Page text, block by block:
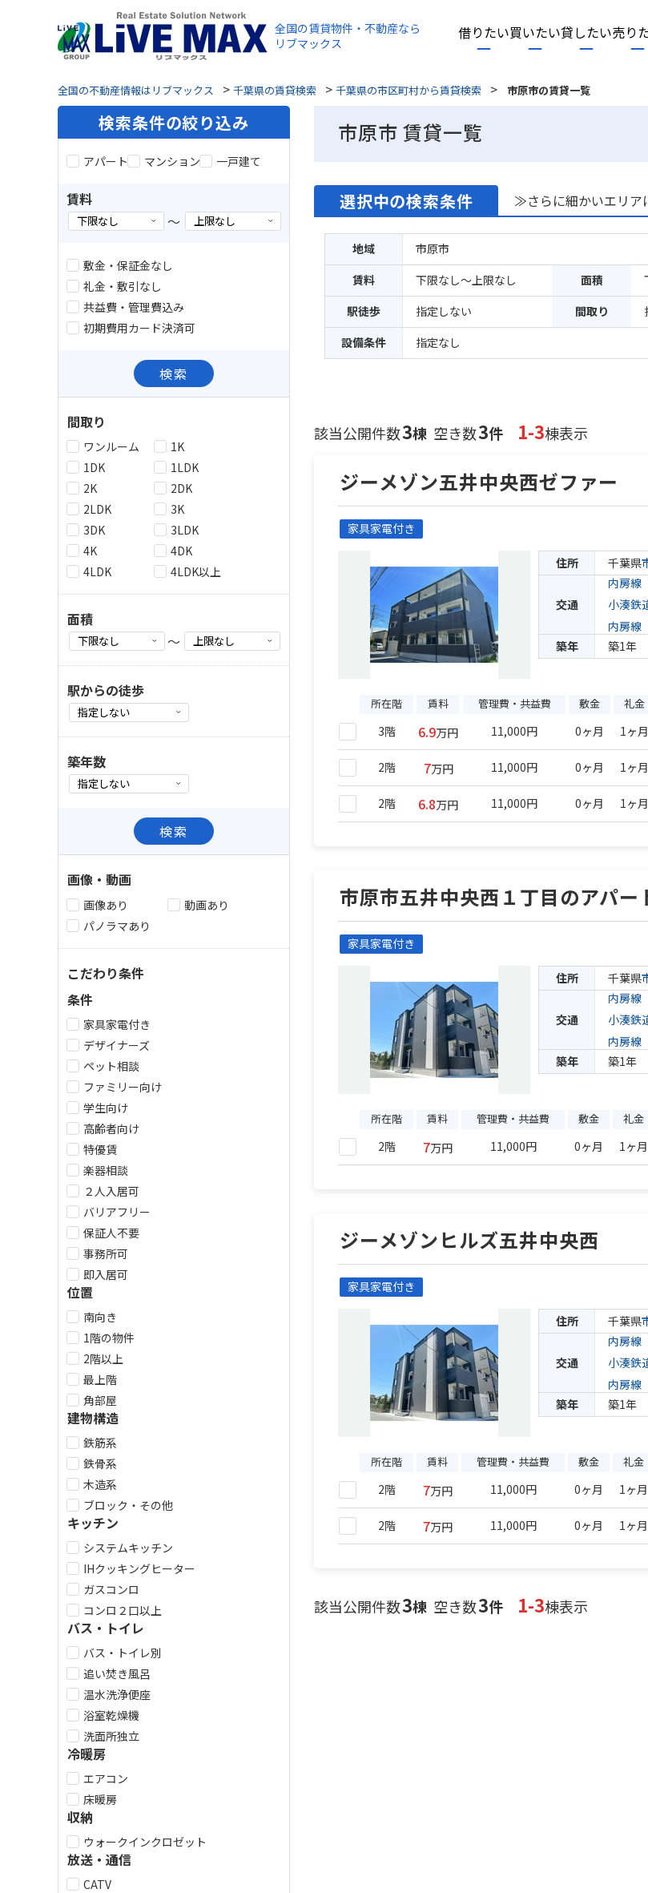
全国の賃貸物件・不動産なら
リブマックス
借りたい買いたい貸したい売り
全国の不動産情報はリブマックス > 千葉県の賃貸検索 > 千葉県の市区町村から賃貸検索 > 市原市の賃貸一覧
市原市 賃貸一覧
選択中の検索条件 ≫さらに細かいエリア
地域
市原市
賃料
下限なし～上限なし 面積
駅徒歩
指定しない 間取り
設備条件
指定なし
該当公開件数3棟 空き数3件 1-3棟表示
ジーメゾン五井中央西ゼファー
家具家電付き
住所 千葉県
交通
内房線
小湊鉄
内房線
築年
築1年
所在階 賃料 管理費・共益費 敷金 礼金
3階 6.9万円 11,000円 0ヶ月 1ヶ月
2階 7万円 11,000円 0ヶ月 1ヶ月
2階 6.8万円 11,000円 0ヶ月 1ヶ月
市原市五井中央西１丁目のアパー
家具家電付き
住所 千葉県
交通
内房線
小湊鉄
内房線
築年
築1年
所在階 賃料 管理費・共益費 敷金 礼金
2階 7万円 11,000円 0ヶ月 1ヶ月
ジーメゾンヒルズ五井中央西
家具家電付き
住所 千葉県
交通
内房線
小湊鉄
内房線
築年
築1年
所在階 賃料 管理費・共益費 敷金 礼金
2階 7万円 11,000円 0ヶ月 1ヶ月
2階 7万円 11,000円 0ヶ月 1ヶ月
該当公開件数3棟 空き数3件 1-3棟表示
検索条件の絞り込み
アパート マンション 一戸建て
賃料
～
敷金・保証金なし
礼金・敷引なし
共益費・管理費込み
初期費用カード決済可
検索
間取り
ワンルーム
1K
1DK
1LDK
2K
2DK
2LDK
3K
3DK
3LDK
4K
4DK
4LDK
4LDK以上
面積
～
駅からの徒歩
築年数
検索
画像・動画
画像あり
動画あり
パノラマあり
こだわり条件
条件
家具家電付き
デザイナーズ
ペット相談
ファミリー向け
学生向け
高齢者向け
特優賃
楽器相談
２人入居可
バリアフリー
保証人不要
事務所可
即入居可
位置
南向き
1階の物件
2階以上
最上階
角部屋
建物構造
鉄筋系
鉄骨系
木造系
ブロック・その他
キッチン
システムキッチン
IHクッキングヒーター
ガスコンロ
コンロ２口以上
バス・トイレ
バス・トイレ別
追い焚き風呂
温水洗浄便座
浴室乾燥機
洗面所独立
冷暖房
エアコン
床暖房
収納
ウォークインクロゼット
放送・通信
CATV